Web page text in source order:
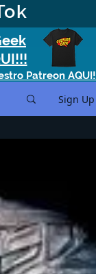
Sign Up
Patreon AQUI!